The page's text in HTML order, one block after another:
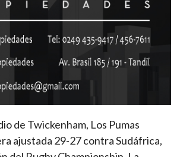
de Twickenham, Los Pumas
ajustada 29-27 contra Sudáfrica,